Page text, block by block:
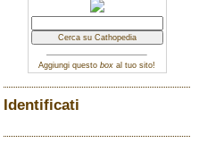
Aggiungi questo box al tuo sito!
Identificati